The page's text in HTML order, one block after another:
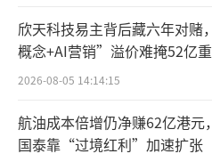
在戴永红便利店内
用小商品乃至鲜食咖啡
利店，戴永红零食的优
如说是“零食+烟酒日
欣天科技易主背后藏六年对
概念+AI营销”溢价难掩52亿
验
2026-08-05 14:14:15
航油成本倍增仍净赚62亿港元
国泰靠“过境红利”加速扩张